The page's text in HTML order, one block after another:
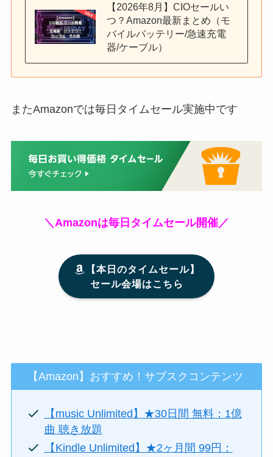
【2026年8月】CIOセールい
つ？Amazon最新まとめ（モ
バイルバッテリー/急速充電
器/ケーブル）
またAmazonでは毎日タイムセール実施中です
＼Amazonは毎日タイムセール開催／
【本日のタイムセール】
セール会場はこちら
【Amazon】おすすめ！サブスクコンテンツ
【music Unlimited】★30日間 無料：1億
曲 聴き放題
【Kindle Unlimited】★2ヶ月間 99円：